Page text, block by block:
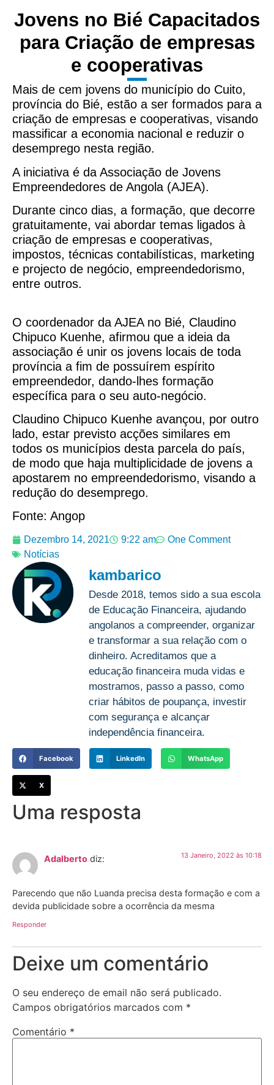
Jovens no Bié Capacitados
para Criação de empresas
e cooperativas
Mais de cem jovens do município do Cuito,
província do Bié, estão a ser formados para a
criação de empresas e cooperativas, visando
massificar a economia nacional e reduzir o
desemprego nesta região.
A iniciativa é da Associação de Jovens
Empreendedores de Angola (AJEA).
Durante cinco dias, a formação, que decorre
gratuitamente, vai abordar temas ligados à
criação de empresas e cooperativas,
impostos, técnicas contabilísticas, marketing
e projecto de negócio, empreendedorismo,
entre outros.
O coordenador da AJEA no Bié, Claudino
Chipuco Kuenhe, afirmou que a ideia da
associação é unir os jovens locais de toda
província a fim de possuírem espírito
empreendedor, dando-lhes formação
específica para o seu auto-negócio.
Claudino Chipuco Kuenhe avançou, por outro
lado, estar previsto acções similares em
todos os municípios desta parcela do país,
de modo que haja multiplicidade de jovens a
apostarem no empreendedorismo, visando a
redução do desemprego.
Fonte: Angop
Dezembro 14, 2021 9:22 am
One Comment
Notícias
kambarico
Desde 2018, temos sido a sua escola
de Educação Financeira, ajudando
angolanos a compreender, organizar
e transformar a sua relação com o
dinheiro. Acreditamos que a
educação financeira muda vidas e
mostramos, passo a passo, como
criar hábitos de poupança, investir
com segurança e alcançar
independência financeira.
Facebook LinkedIn WhatsApp
X
Uma resposta
Adalberto diz: 13 Janeiro, 2022 às 10:18
Parecendo que não Luanda precisa desta formação e com a
devida publicidade sobre a ocorrência da mesma
Responder
Deixe um comentário
O seu endereço de email não será publicado.
Campos obrigatórios marcados com *
Comentário *